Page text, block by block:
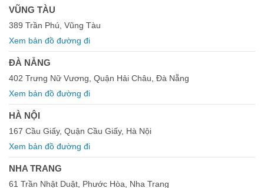
VŨNG TÀU
389 Trần Phú, Vũng Tàu
Xem bản đồ đường đi
ĐÀ NẴNG
402 Trưng Nữ Vương, Quận Hải Châu, Đà Nẵng
Xem bản đồ đường đi
HÀ NỘI
167 Cầu Giấy, Quận Cầu Giấy, Hà Nội
Xem bản đồ đường đi
NHA TRANG
61 Trần Nhật Duật, Phước Hòa, Nha Trang